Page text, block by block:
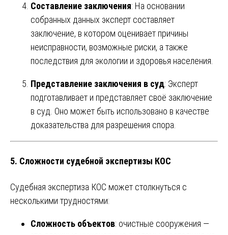
Составление заключения: На основании
собранных данных эксперт составляет
заключение, в котором оценивает причины
неисправности, возможные риски, а также
последствия для экологии и здоровья населения.
Представление заключения в суд: Эксперт
подготавливает и представляет своё заключение
в суд. Оно может быть использовано в качестве
доказательства для разрешения спора.
5. Сложности судебной экспертизы КОС
Судебная экспертиза КОС может столкнуться с
несколькими трудностями:
Сложность объектов: очистные сооружения —